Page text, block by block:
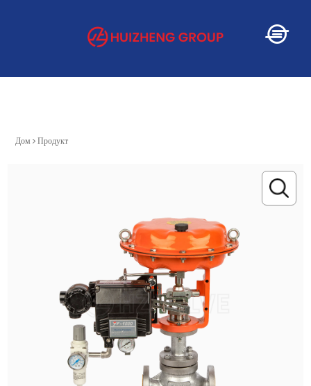
Услуга
Продукт
Приложение
Дом Продукт